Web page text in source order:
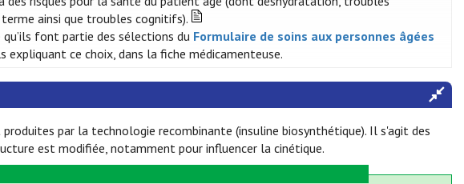
ainsi que troubles cognitifs).
font partie des sélections du Formulaire de soins aux personnes âgées
expliquant ce choix, dans la fiche médicamenteuse.
par la technologie recombinante (insuline biosynthétique). Il s'agit des
est modifiée, notamment pour influencer la cinétique.